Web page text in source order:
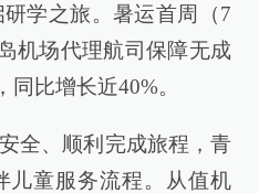
学之旅。暑运首周（7
机场代理航司保障无成
同比增长近40%。
全、顺利完成旅程，青
儿童服务流程。从值机